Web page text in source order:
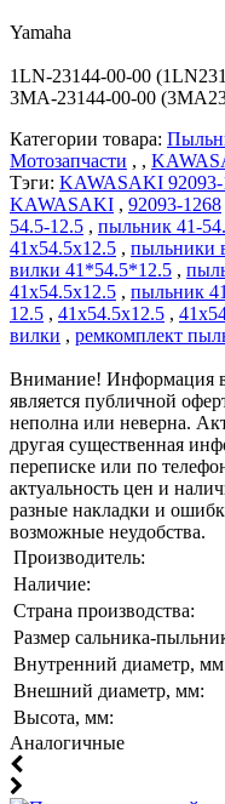
Yamaha
1LN-23144-00-00
3MA-23144-00-00
Категории товара:
Мотозапчасти , ,
Тэги: KAWASAKI 92093-
KAWASAKI , 92093-1268
54.5-12.5 , пыльник 41-
41х54.5х12.5 , пыльники
вилки 41*54.5*12.5 ,
41x54.5x12.5 , пыльник
12.5 , 41х54.5х12.5 ,
вилки , ремкомплект
Внимание! Информация в
является публичной
неполна или неверна.
другая существенная
переписке или по
актуальность цен и
разные накладки и
возможные неудобства.
Производитель:
Наличие:
Страна производства:
Размер сальника-
Внутренний диаметр,
Внешний диаметр, мм:
Высота, мм:
Аналогичные